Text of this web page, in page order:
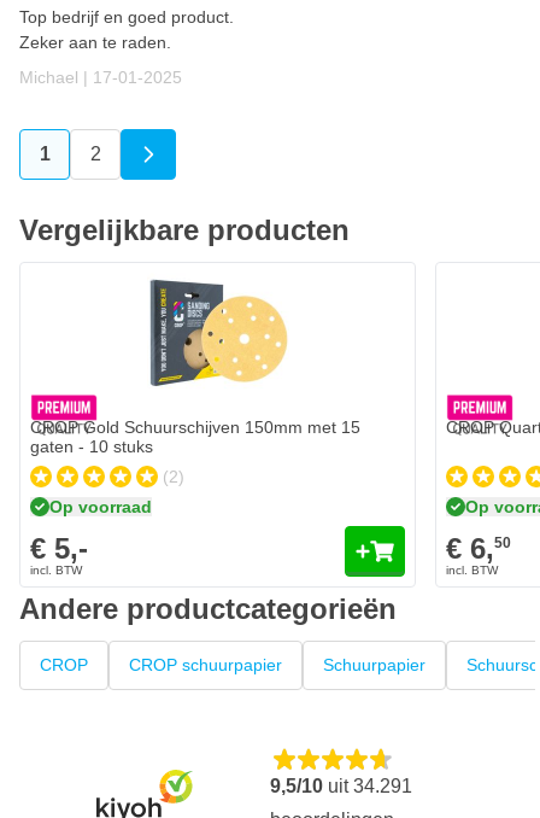
Top bedrijf en goed product.
Zeker aan te raden.
Michael | 17 januari 2025
17-01-2025
U lees momenteel pagina
1 Pagina
2
Vergelijkbare producten
In mijn winkelwagen
CROP Gold Schuurschijven 150mm met 15
gaten - 10 stuks
(2)
Op voorraad
€ 5,-
CROP
Op
€ 6,50
Andere productcategorieën
CROP CROP schuurpapier Schuurpapier
9,5/10 uit34.291